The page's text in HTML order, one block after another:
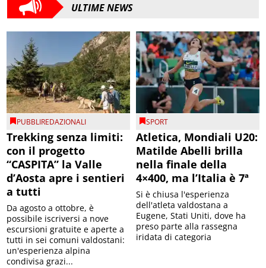
ULTIME NEWS
PUBBLIREDAZIONALI
Trekking senza limiti:
con il progetto
“CASPITA” la Valle
d’Aosta apre i sentieri
a tutti
Da agosto a ottobre, è
possibile iscriversi a nove
escursioni gratuite e aperte a
tutti in sei comuni valdostani:
un'esperienza alpina
condivisa grazi...
SPORT
Atletica, Mondiali U20:
Matilde Abelli brilla
nella finale della
4×400, ma l’Italia è 7ª
Si è chiusa l'esperienza
dell'atleta valdostana a
Eugene, Stati Uniti, dove ha
preso parte alla rassegna
iridata di categoria